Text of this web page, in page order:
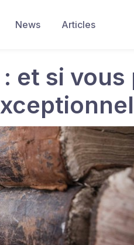
News Articles
et si